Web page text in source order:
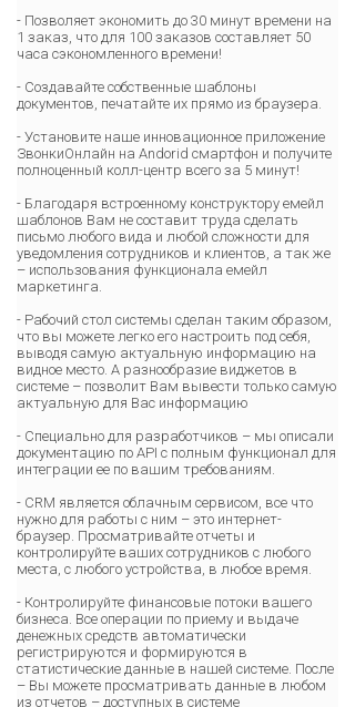
- Позволяет экономить до 30 минут времени на
1 заказ, что для 100 заказов составляет 50
часа сэкономленного времени!
- Создавайте собственные шаблоны
документов, печатайте их прямо из браузера.
- Установите наше инновационное приложение
ЗвонкиОнлайн на Andorid смартфон и получите
полноценный колл-центр всего за 5 минут!
- Благодаря встроенному конструктору емейл
шаблонов Вам не составит труда сделать
письмо любого вида и любой сложности для
уведомления сотрудников и клиентов, а так же
– использования функционала емейл
маркетинга.
- Рабочий стол системы сделан таким образом,
что вы можете легко его настроить под себя,
выводя самую актуальную информацию на
видное место. А разнообразие виджетов в
системе – позволит Вам вывести только самую
актуальную для Вас информацию
- Специально для разработчиков – мы описали
документацию по API с полным функционал для
интеграции ее по вашим требованиям.
- CRM является облачным сервисом, все что
нужно для работы с ним – это интернет-
браузер. Просматривайте отчеты и
контролируйте ваших сотрудников с любого
места, с любого устройства, в любое время.
- Контролируйте финансовые потоки вашего
бизнеса. Все операции по приему и выдаче
денежных средств автоматически
регистрируются и формируются в
статистические данные в нашей системе. После
– Вы можете просматривать данные в любом
из отчетов – доступных в системе